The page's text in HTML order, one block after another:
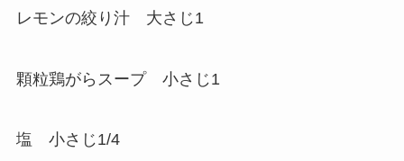
レモンの絞り汁 大さじ1
顆粒鶏がらスープ 小さじ1
塩 小さじ1/4